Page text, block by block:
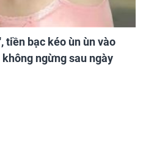
tiền bạc kéo ùn ùn vào
ngừng sau ngày